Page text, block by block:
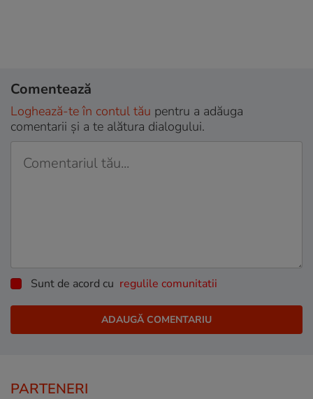
Comentează
Loghează-te în contul tău pentru a adăuga
comentarii și a te alătura dialogului.
Sunt de acord cu regulile comunitatii
PARTENERI